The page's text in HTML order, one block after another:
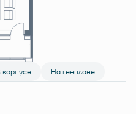
корпусе На генплане